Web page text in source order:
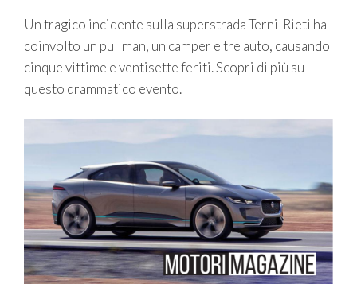
Un tragico incidente sulla superstrada Terni-Rieti ha
coinvolto un pullman, un camper e tre auto, causando
cinque vittime e ventisette feriti. Scopri di più su
questo drammatico evento.